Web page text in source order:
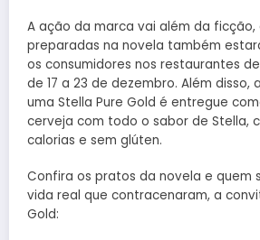
A ação da marca vai além da ficção,
preparadas na novela também
os consumidores nos restaurantes
de 17 a 23 de dezembro. Além disso,
uma Stella Pure Gold é entregue
cerveja com todo o sabor de Stella,
calorias e sem glúten.
Confira os pratos da novela e quem
vida real que contracenaram, a
Gold: